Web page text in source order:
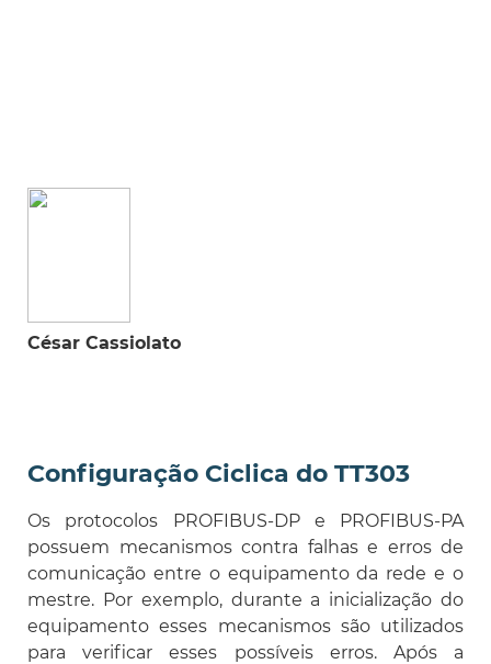
César Cassiolato
Configuração Ciclica do TT303
Os protocolos PROFIBUS-DP e PROFIBUS-PA
possuem mecanismos contra falhas e erros de
comunicação entre o equipamento da rede e o
mestre. Por exemplo, durante a inicialização do
equipamento esses mecanismos são utilizados
para verificar esses possíveis erros. Após a